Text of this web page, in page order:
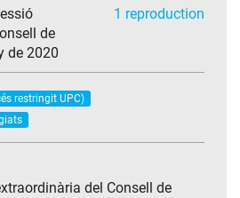
de
de 2020
1 reproduction
restringit UPC)
del Consell de